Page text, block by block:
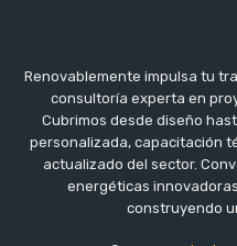
Renovablemente impulsa tu
consultoría experta en
Cubrimos desde diseño
personalizada, capacitación
actualizado del sector.
energéticas
construyendo